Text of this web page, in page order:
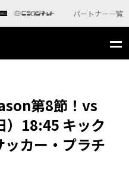
パートナー一覧
第8節！vs
）18:45 キック
カー・プラチ